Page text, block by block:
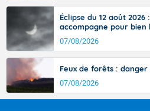
Éclipse du 12 août
accompagne pour bien
07/08/2026
Feux de forêts :
07/08/2026